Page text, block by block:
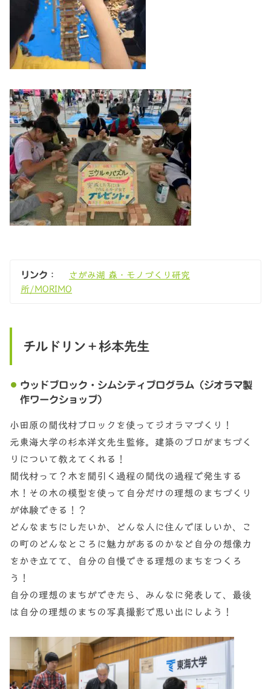
リンク ：
さがみ湖 森・モノづくり研究
所/MORIMO
チルドリン＋杉本先生
ウッドブロック・シムシティプログラム（ジオラマ製
作ワークショップ）
小田原の間伐材ブロックを使ってジオラマづくり！
元東海大学の杉本洋文先生監修。建築のプロがまちづく
りについて教えてくれる！
間伐材って？木を間引く過程の間伐の過程で発生する
木！その木の模型を使って自分だけの理想のまちづくり
が体験できる！？
どんなまちにしたいか、どんな人に住んでほしいか、こ
の町のどんなところに魅力があるのかなど自分の想像力
をかき立てて、自分の自慢できる理想のまちをつくろ
う！
自分の理想のまちができたら、みんなに発表して、最後
は自分の理想のまちの写真撮影で思い出にしよう！